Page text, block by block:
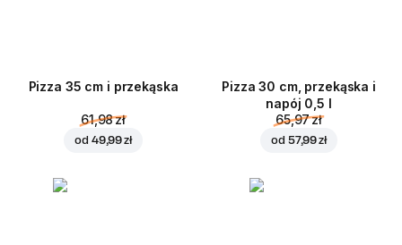
Pizza 35 cm i przekąska
61,98 zł
od 49,99 zł
Pizza 30 cm, przekąska i
napój 0,5 l
65,97 zł
od 57,99 zł